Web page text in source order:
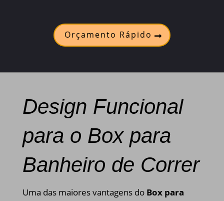
Orçamento Rápido
Design Funcional
para o Box para
Banheiro de Correr
Uma das maiores vantagens do Box para